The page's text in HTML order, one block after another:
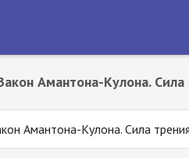
Амантона-Кулона. Сила
Амантона-Кулона. Сила трения